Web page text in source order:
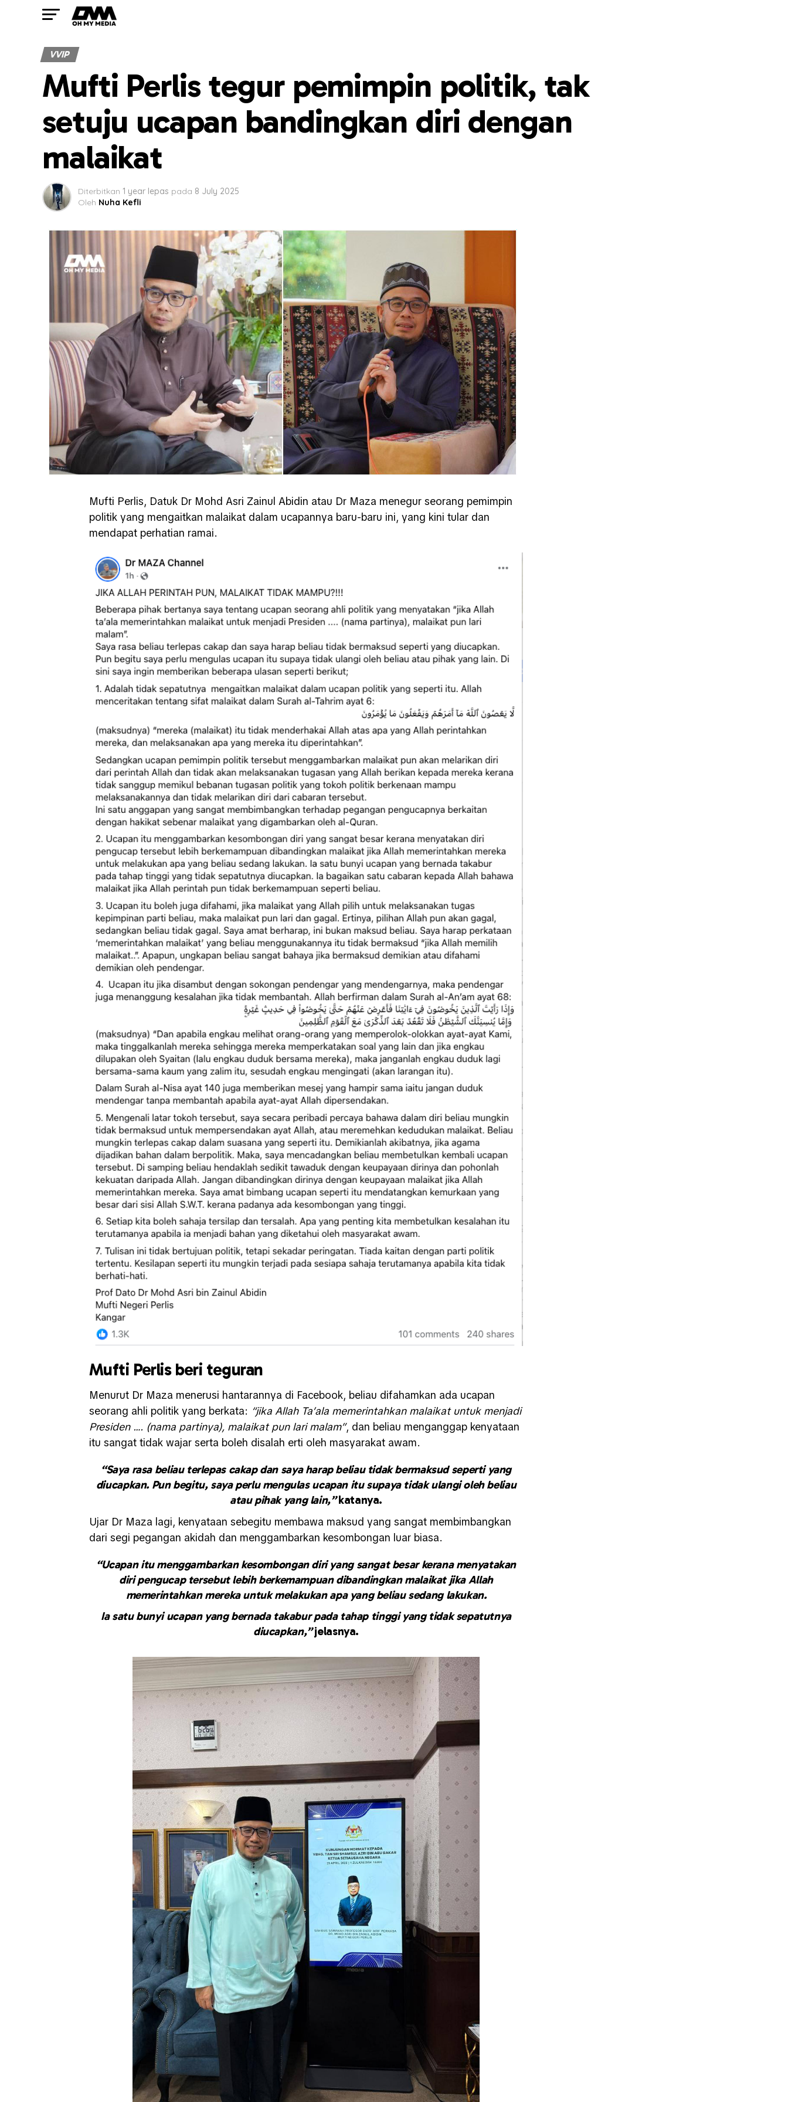
VVIP
Mufti Perlis tegur pemimpin politik, tak
setuju ucapan bandingkan diri dengan
malaikat
Diterbitkan 1 year lepas pada 8 July 2025
Oleh Nuha Kefli
Mufti Perlis, Datuk Dr Mohd Asri Zainul Abidin atau Dr Maza menegur seorang pemimpin
politik yang mengaitkan malaikat dalam ucapannya baru-baru ini, yang kini tular dan
mendapat perhatian ramai.
Mufti Perlis beri teguran
Menurut Dr Maza menerusi hantarannya di Facebook, beliau difahamkan ada ucapan
seorang ahli politik yang berkata: “jika Allah Ta’ala memerintahkan malaikat untuk menjadi
Presiden …. (nama partinya), malaikat pun lari malam”, dan beliau menganggap kenyataan
itu sangat tidak wajar serta boleh disalah erti oleh masyarakat awam.
“Saya rasa beliau terlepas cakap dan saya harap beliau tidak bermaksud seperti yang
diucapkan. Pun begitu, saya perlu mengulas ucapan itu supaya tidak ulangi oleh beliau
atau pihak yang lain,”katanya.
Ujar Dr Maza lagi, kenyataan sebegitu membawa maksud yang sangat membimbangkan
dari segi pegangan akidah dan menggambarkan kesombongan luar biasa.
“Ucapan itu menggambarkan kesombongan diri yang sangat besar kerana menyatakan
diri pengucap tersebut lebih berkemampuan dibandingkan malaikat jika Allah
memerintahkan mereka untuk melakukan apa yang beliau sedang lakukan.
Ia satu bunyi ucapan yang bernada takabur pada tahap tinggi yang tidak sepatutnya
diucapkan,”jelasnya.